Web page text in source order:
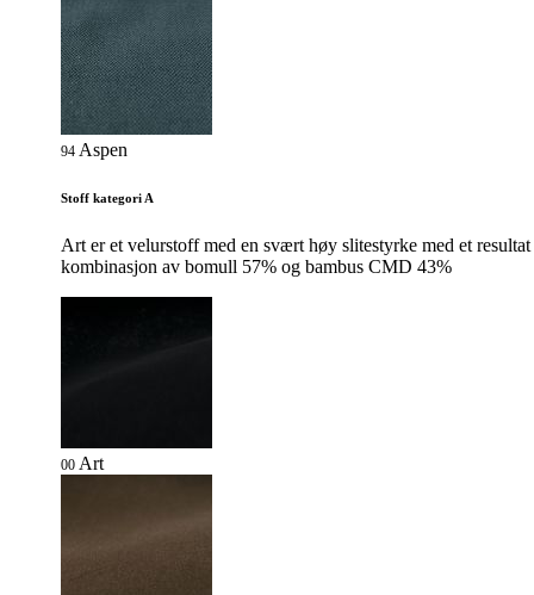
94 Aspen
Stoff kategori A
Art er et velurstoff med en svært høy slitestyrke med et
kombinasjon av bomull 57% og bambus CMD 43%
00 Art